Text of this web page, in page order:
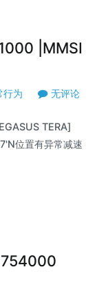
|MMSI
行为 无评论
TERA]
位置有异常减速